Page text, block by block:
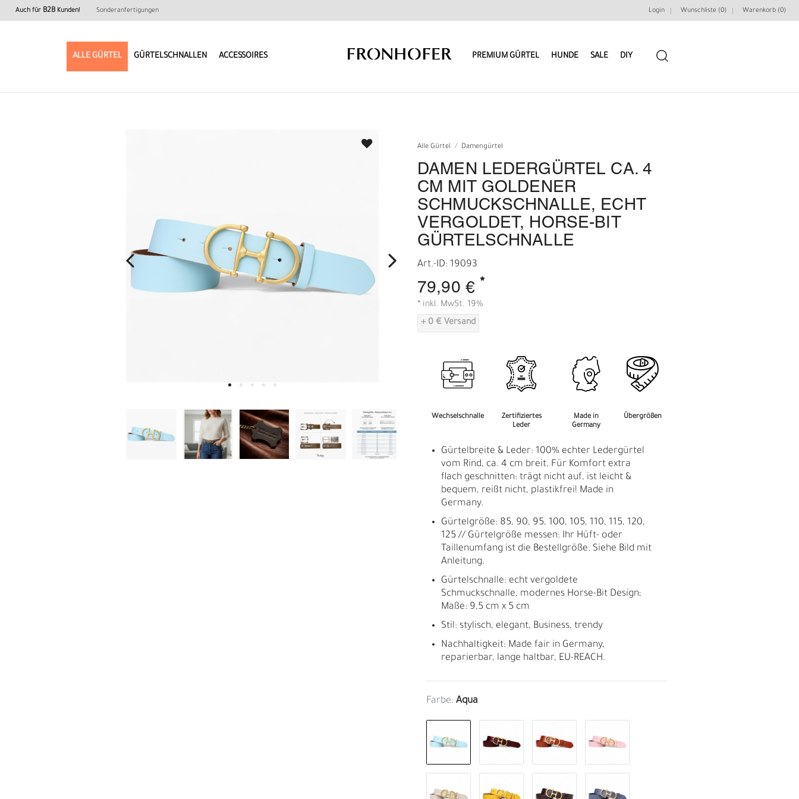
Auch für B2B Kunden! Sonderanfertigungen Login Wunschliste (0) Warenkorb (0)
ALLE GÜRTEL GÜRTELSCHNALLEN ACCESSOIRES
A
PREMIUM GÜRTEL
E
HUNDE SALE DIY
Alle Gürtel Damengürtel
DAMEN LEDERGÜRTEL CA. 4
CM MIT GOLDENER
SCHMUCKSCHNALLE, ECHT
VERGOLDET, HORSE-BIT
GÜRTELSCHNALLE
Art.-ID: 19093
79,90 € *
* inkl. MwSt. 19%
+ 0 € Versand
Wechselschnalle
Zertifiziertes
Leder
Made in
Germany
Übergrößen
Gürtelbreite & Leder: 100% echter Ledergürtel
vom Rind, ca. 4 cm breit. Für Komfort extra
flach geschnitten: trägt nicht auf, ist leicht &
bequem, reißt nicht, plastikfrei! Made in
Germany.
Gürtelgröße: 85, 90, 95, 100, 105, 110, 115, 120,
125 // Gürtelgröße messen: Ihr Hüft- oder
Taillenumfang ist die Bestellgröße. Siehe Bild mit
Anleitung.
Gürtelschnalle: echt vergoldete
Schmuckschnalle, modernes Horse-Bit Design;
Maße: 9,5 cm x 5 cm
Stil: stylisch, elegant, Business, trendy
Nachhaltigkeit: Made fair in Germany,
reparierbar, lange haltbar, EU-REACH.
Farbe: Aqua